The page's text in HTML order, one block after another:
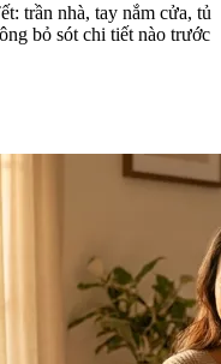
trần nhà, tay nắm cửa, tủ
bỏ sót chi tiết nào trước